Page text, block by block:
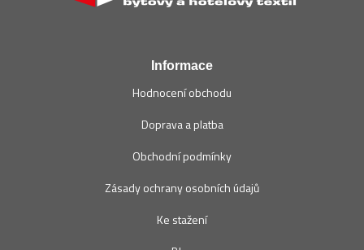
Informace
Hodnocení obchodu
Doprava a platba
Obchodní podmínky
Zásady ochrany osobních údajů
Ke stažení